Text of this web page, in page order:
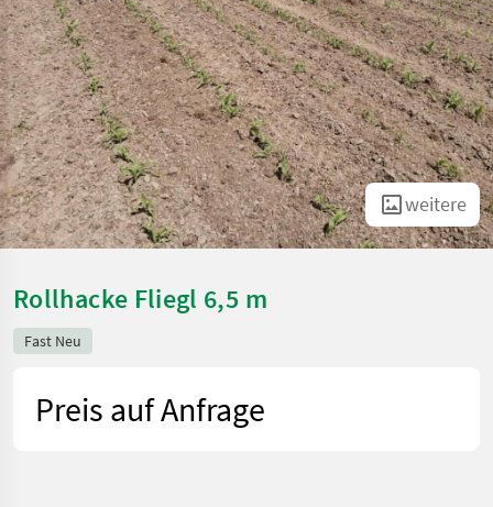
weitere
Rollhacke Fliegl 6,5 m
Fast Neu
Preis auf Anfrage